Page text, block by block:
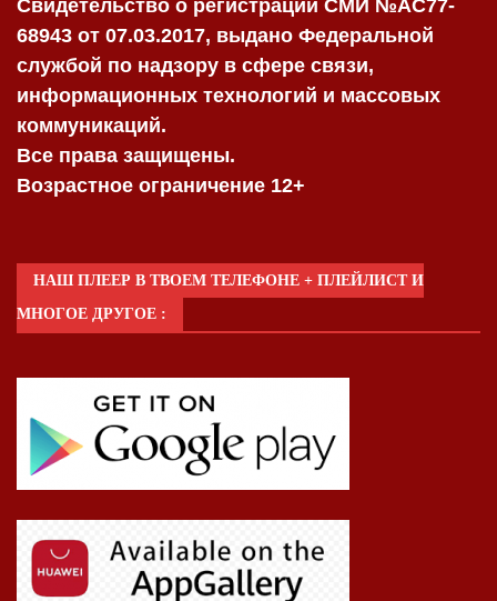
Свидетельство о регистрации СМИ №AC77-
68943 от 07.03.2017, выдано Федеральной
службой по надзору в сфере связи,
информационных технологий и массовых
коммуникаций.
Все права защищены.
Возрастное ограничение 12+
НАШ ПЛЕЕР В ТВОЕМ ТЕЛЕФОНЕ + ПЛЕЙЛИСТ И
МНОГОЕ ДРУГОЕ :